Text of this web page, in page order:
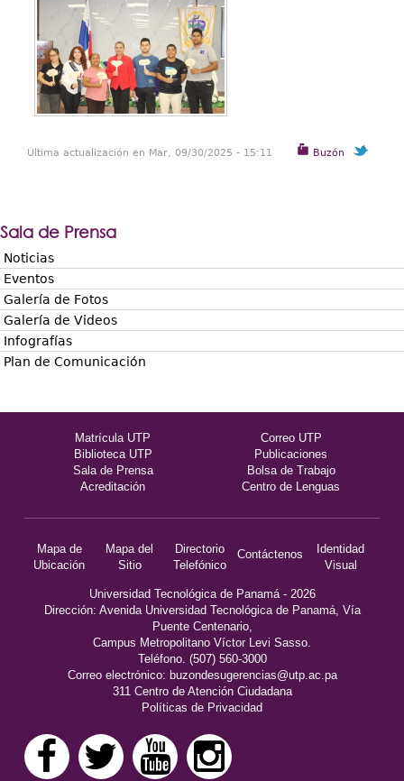
Buzón
Última actualización en Mar, 09/30/2025 - 15:11
Sala de Prensa
Noticias
Eventos
Galería de Fotos
Galería de Videos
Infografías
Plan de Comunicación
Matrícula UTP
Correo UTP
Biblioteca UTP
Publicaciones
Sala de Prensa
Bolsa de Trabajo
Acreditación
Centro de Lenguas
Mapa de
Ubicación
Mapa del
Sitio
Directorio
Telefónico
Contáctenos
Identidad
Visual
Universidad Tecnológica de Panamá - 2026
Dirección: Avenida Universidad Tecnológica de Panamá, Vía
Puente Centenario,
Campus Metropolitano Víctor Levi Sasso.
Teléfono. (507) 560-3000
Correo electrónico: buzondesugerencias@utp.ac.pa
311 Centro de Atención Ciudadana
Políticas de Privacidad